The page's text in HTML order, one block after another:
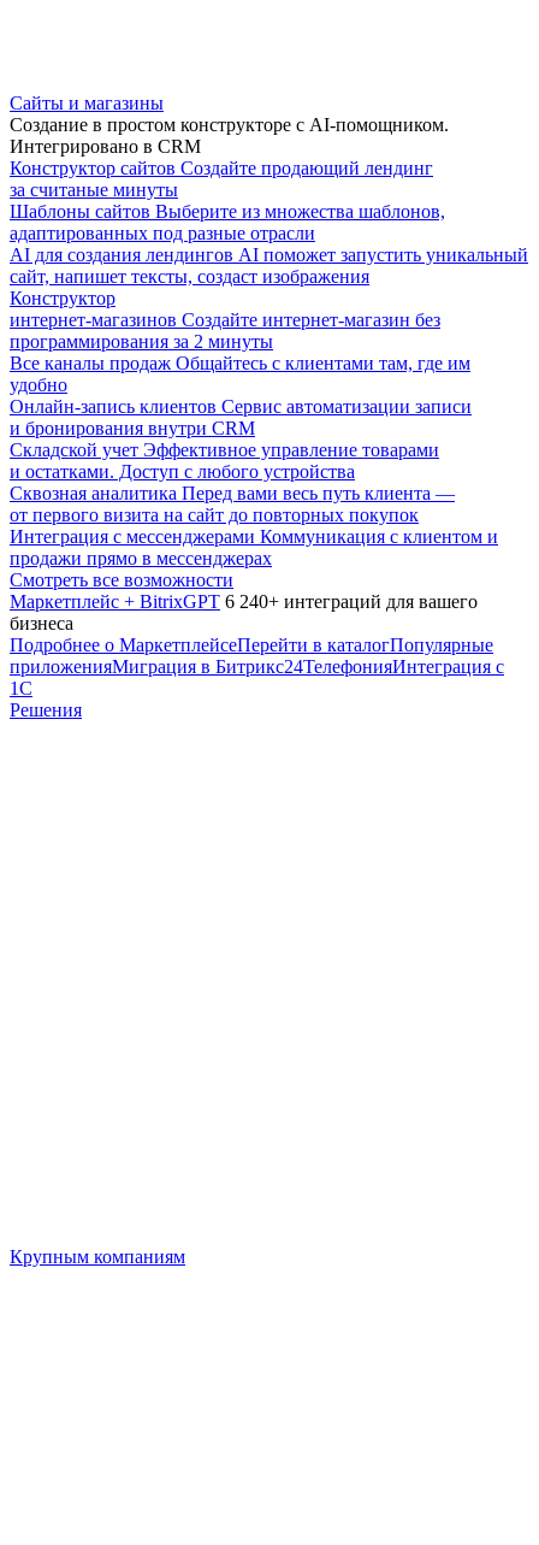
Сайты и магазины
Создание в простом конструкторе с AI-помощником.
Интегрировано в CRM
Конструктор сайтов Создайте продающий лендинг
за считаные минуты
Шаблоны сайтов Выберите из множества шаблонов,
адаптированных под разные отрасли
AI для создания лендингов AI поможет запустить уникальный
сайт, напишет тексты, создаст изображения
Конструктор
интернет-магазинов Создайте интернет-магазин без
программирования за 2 минуты
Все каналы продаж Общайтесь с клиентами там, где им
удобно
Онлайн-запись клиентов Сервис автоматизации записи
и бронирования внутри CRM
Складской учет Эффективное управление товарами
и остатками. Доступ с любого устройства
Сквозная аналитика Перед вами весь путь клиента —
от первого визита на сайт до повторных покупок
Интеграция с мессенджерами Коммуникация с клиентом и
продажи прямо в мессенджерах
Смотреть все возможности
Маркетплейс + BitrixGPT 6 240+ интеграций для вашего
бизнеса
Подробнее о МаркетплейсеПерейти в каталогПопулярные
приложенияМиграция в Битрикс24ТелефонияИнтеграция с
1С
Решения
Крупным компаниям